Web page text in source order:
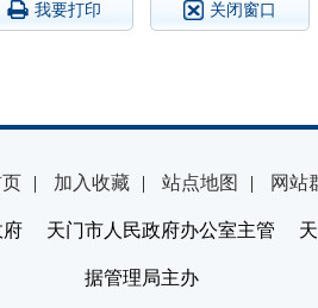
我要打印 关闭窗口
| 加入收藏 | 站点地图 | 网站
府 天门市人民政府办公室主管 天
据管理局主办